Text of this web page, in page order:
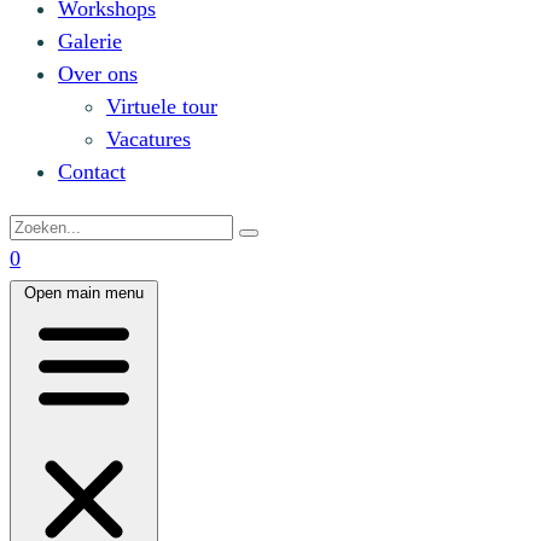
Workshops
Galerie
Over ons
Virtuele tour
Vacatures
Contact
0
Open main menu